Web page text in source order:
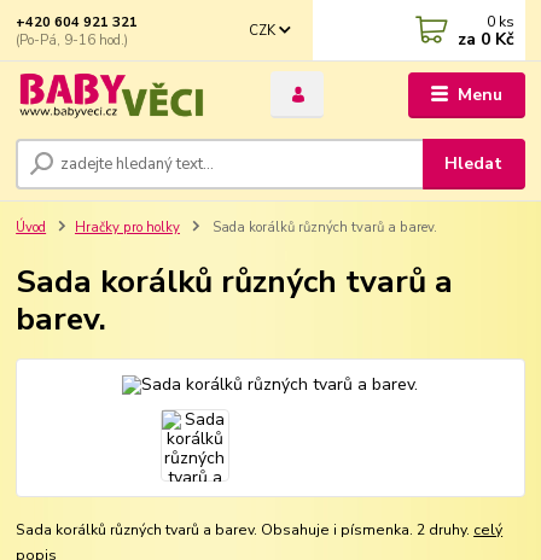
Menu
CZK
Hledat
+420 604 921 321
(Po-Pá, 9-16 hod.)
0 ks
za 0 Kč
Úvod Hračky pro holky Sada korálků různých tvarů a barev.
Sada korálků různých tvarů a
barev.
Sada korálků různých tvarů a barev. Obsahuje i písmenka. 2 druhy. celý
popis